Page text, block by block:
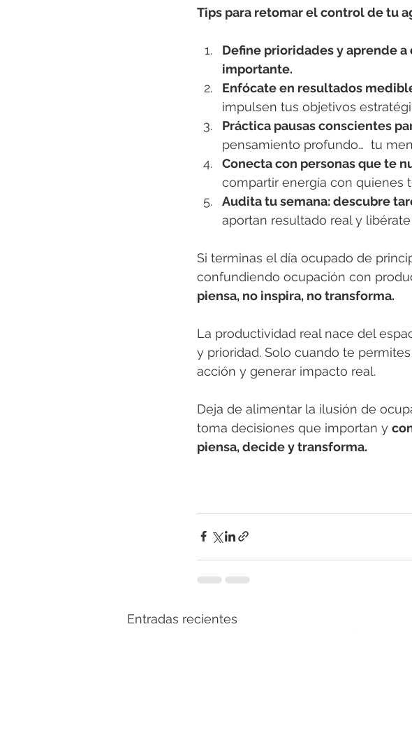
Tips para retomar el control de tu
Define prioridades y aprende
importante.
Enfócate en resultados
impulsen tus objetivos
Práctica pausas conscientes
pensamiento profundo…  tu
Conecta con personas que te
compartir energía con quienes
Audita tu semana: descubre
aportan resultado real y
Si terminas el día ocupado de
confundiendo ocupación con
piensa, no inspira, no transforma.
La productividad real nace del
y prioridad. Solo cuando te
acción y generar impacto real.
Deja de alimentar la ilusión de
toma decisiones que importan y
piensa, decide y transforma.
Entradas recientes